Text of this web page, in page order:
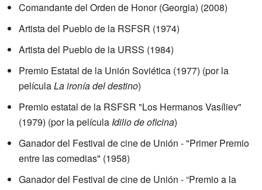
Comandante del Orden de Honor (Georgia) (2008)
Artista del Pueblo de la RSFSR (1974)
Artista del Pueblo de la URSS (1984)
Premio Estatal de la Unión Soviética (1977) (por la
películaLa ironía del destino)
Premio estatal de la RSFSR "Los Hermanos Vasíliev"
(1979) (por la película Idilio de oficina)
Ganador del Festival de cine de Unión - "Primer Premio
entre las comedias" (1958)
Ganador del Festival de cine de Unión - “Premio a la